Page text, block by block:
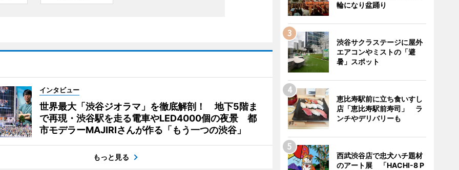
インタビュー
世界最大「渋谷ジオラマ」を徹底解剖！ 地下5階ま
で再現・渋谷駅を走る電車やLED4000個の夜景 都
市モデラーMAJIRIさんが作る「もう一つの渋谷」
もっと見る
輪になり盆踊り
渋谷サクラステージに屋外
エアコンやミストの「避
暑」スポット
恵比寿駅前に立ち食いすし
店「恵比寿駅前寿司」 ラ
ンチやデリバリーも
西武渋谷店で忠犬ハチ題材
のアート展 「HACHI-8 P